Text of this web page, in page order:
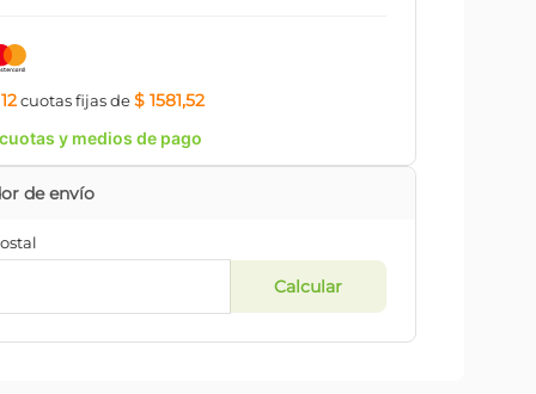
12cuotasfijasde$ 1581,52
y medios de pago